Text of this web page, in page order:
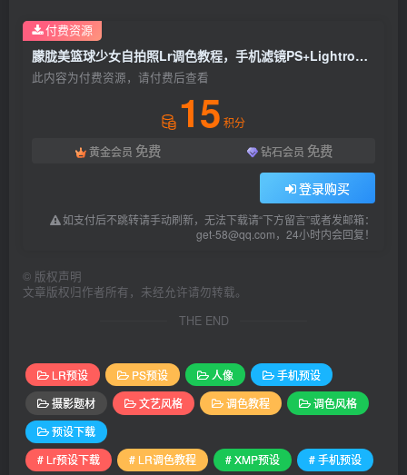
朦胧美篮球少女自拍照Lr调色教程，手机滤镜PS+Lightroom预设下载！
此内容为付费资源，请付费后查看
15 积分
黄金会员 免费 钻石会员 免费
登录购买
如支付后不跳转请手动刷新，无法下载请“下方留言”或者发邮箱：
get-58@qq.com，24小时内会回复！
付费资源
© 版权声明
文章版权归作者所有，未经允许请勿转载。
THE END
LR预设 PS预设 人像
手机预设
摄影题材
文艺风格 调色教程
调色风格
预设下载
# Lr预设下载
# LR调色教程 # XMP预设
# 手机预设